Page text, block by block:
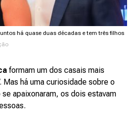
há quase duas décadas e tem três filhos
formam um dos casais mais
há uma curiosidade sobre o
apaixonaram, os dois estavam